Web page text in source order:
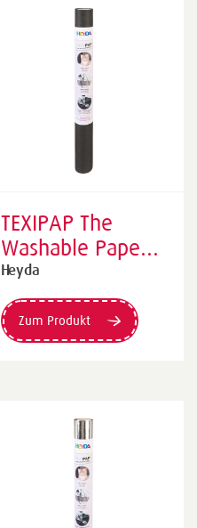
TEXIPAP The
Washable Paper |
500 mm × 1,1 m,
schwarz
Heyda
Zum Produkt